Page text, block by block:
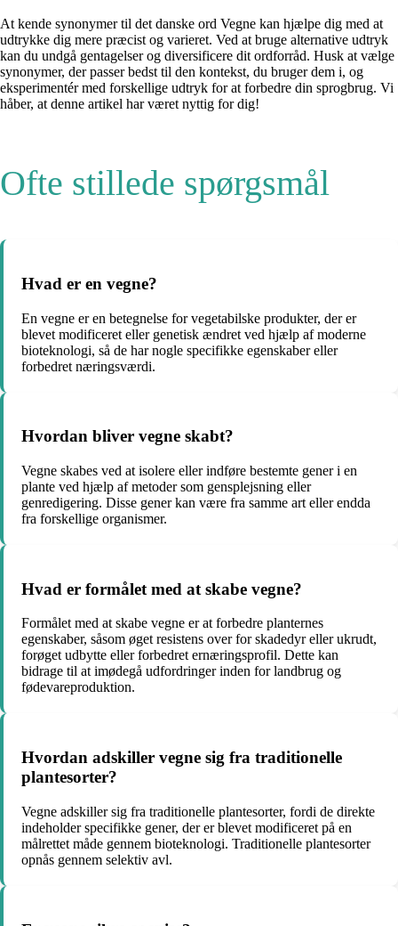
At kende synonymer til det danske ord Vegne kan hjælpe dig med at
udtrykke dig mere præcist og varieret. Ved at bruge alternative udtryk
kan du undgå gentagelser og diversificere dit ordforråd. Husk at vælge
synonymer, der passer bedst til den kontekst, du bruger dem i, og
eksperimentér med forskellige udtryk for at forbedre din sprogbrug. Vi
håber, at denne artikel har været nyttig for dig!
Ofte stillede spørgsmål
Hvad er en vegne?
En vegne er en betegnelse for vegetabilske produkter, der er
blevet modificeret eller genetisk ændret ved hjælp af moderne
bioteknologi, så de har nogle specifikke egenskaber eller
forbedret næringsværdi.
Hvordan bliver vegne skabt?
Vegne skabes ved at isolere eller indføre bestemte gener i en
plante ved hjælp af metoder som gensplejsning eller
genredigering. Disse gener kan være fra samme art eller endda
fra forskellige organismer.
Hvad er formålet med at skabe vegne?
Formålet med at skabe vegne er at forbedre planternes
egenskaber, såsom øget resistens over for skadedyr eller ukrudt,
forøget udbytte eller forbedret ernæringsprofil. Dette kan
bidrage til at imødegå udfordringer inden for landbrug og
fødevareproduktion.
Hvordan adskiller vegne sig fra traditionelle
plantesorter?
Vegne adskiller sig fra traditionelle plantesorter, fordi de direkte
indeholder specifikke gener, der er blevet modificeret på en
målrettet måde gennem bioteknologi. Traditionelle plantesorter
opnås gennem selektiv avl.